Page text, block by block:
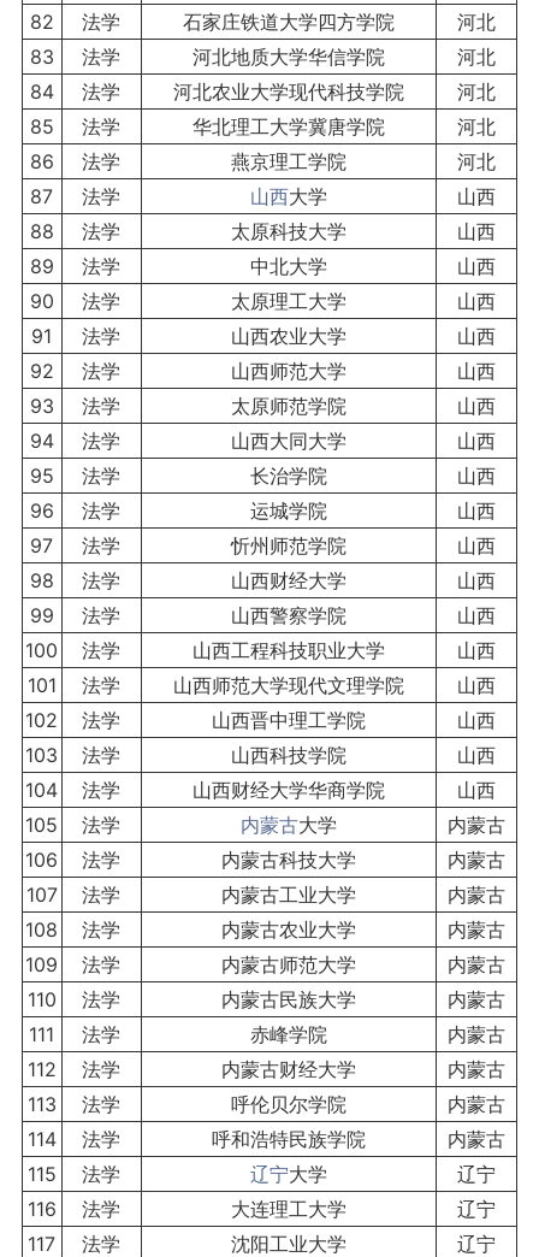
82 法学 石家庄铁道大学四方学院
河北
83
法学 河北地质大学华信学院
河北
84
法学 河北农业大学现代科技学院
河北
85
法学 华北理工大学冀唐学院
河北
86
法学 燕京理工学院
河北
87
法学 山西大学
山西
88
法学 太原科技大学
山西
89
法学 中北大学
山西
90
法学 太原理工大学
山西
91
法学 山西农业大学
山西
92
法学 山西师范大学
山西
93
法学 太原师范学院
山西
94
法学 山西大同大学
山西
95
法学 长治学院
山西
96
法学 运城学院
山西
97
法学 忻州师范学院
山西
98
法学 山西财经大学
山西
99
法学 山西警察学院
山西
100
法学 山西工程科技职业大学
山西
101
法学 山西师范大学现代文理学院
山西
102
法学 山西晋中理工学院
山西
103
法学 山西科技学院
山西
104
法学 山西财经大学华商学院
山西
105
法学 内蒙古大学
内蒙古
106
法学 内蒙古科技大学
内蒙古
107
法学 内蒙古工业大学
内蒙古
108
法学 内蒙古农业大学
内蒙古
109
法学 内蒙古师范大学
内蒙古
110
法学 内蒙古民族大学
内蒙古
111
法学 赤峰学院
内蒙古
112
法学 内蒙古财经大学
内蒙古
113
法学 呼伦贝尔学院
内蒙古
114
法学 呼和浩特民族学院
内蒙古
115
法学 辽宁大学
辽宁
116
法学 大连理工大学
辽宁
117
法学 沈阳工业大学
辽宁